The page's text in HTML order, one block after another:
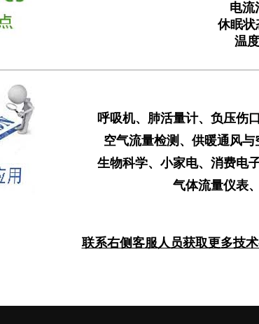
电流
休眠状
温
呼吸机、肺活量计、负压伤
空气流量检测、供暖通风
生物科学、小家电、消费电
气体流量仪表
联系右侧客服人员获取更多技